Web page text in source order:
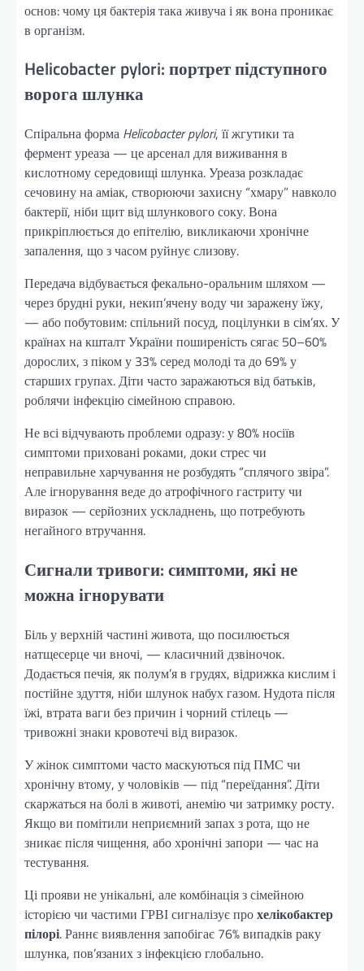
основ: чому ця бактерія така живуча і як вона проникає
в організм.
Helicobacter pylori: портрет підступного
ворога шлунка
Спіральна форма Helicobacter pylori, її жгутики та
фермент уреаза — це арсенал для виживання в
кислотному середовищі шлунка. Уреаза розкладає
сечовину на аміак, створюючи захисну “хмару” навколо
бактерії, ніби щит від шлункового соку. Вона
прикріплюється до епітелію, викликаючи хронічне
запалення, що з часом руйнує слизову.
Передача відбувається фекально-оральним шляхом —
через брудні руки, некип’ячену воду чи заражену їжу,
— або побутовим: спільний посуд, поцілунки в сім’ях. У
країнах на кшталт України поширеність сягає 50–60%
дорослих, з піком у 33% серед молоді та до 69% у
старших групах. Діти часто заражаються від батьків,
роблячи інфекцію сімейною справою.
Не всі відчувають проблеми одразу: у 80% носіїв
симптоми приховані роками, доки стрес чи
неправильне харчування не розбудять “сплячого звіра”.
Але ігнорування веде до атрофічного гастриту чи
виразок — серйозних ускладнень, що потребують
негайного втручання.
Сигнали тривоги: симптоми, які не
можна ігнорувати
Біль у верхній частині живота, що посилюється
натщесерце чи вночі, — класичний дзвіночок.
Додається печія, як полум’я в грудях, відрижка кислим і
постійне здуття, ніби шлунок набух газом. Нудота після
їжі, втрата ваги без причин і чорний стілець —
тривожні знаки кровотечі від виразок.
У жінок симптоми часто маскуються під ПМС чи
хронічну втому, у чоловіків — під “переїдання”. Діти
скаржаться на болі в животі, анемію чи затримку росту.
Якщо ви помітили неприємний запах з рота, що не
зникає після чищення, або хронічні запори — час на
тестування.
Ці прояви не унікальні, але комбінація з сімейною
історією чи частими ГРВІ сигналізує прохелікобактер
пілорі. Раннє виявлення запобігає 76% випадків раку
шлунка, пов’язаних з інфекцією глобально.